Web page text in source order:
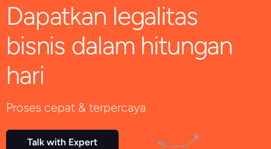
Dapatkan legalitas
bisnis dalam hitungan
hari
Proses cepat & terpercaya
Talk with Expert